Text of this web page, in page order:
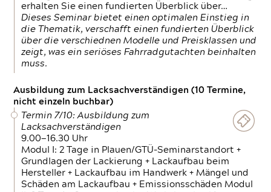
erhalten Sie einen fundierten Überblick über…
Dieses Seminar bietet einen optimalen Einstieg in
die Thematik, verschafft einen fundierten Überblick
über die verschiednen Modelle und Preisklassen und
zeigt, was ein seriöses Fahrradgutachten beinhalten
muss.
Ausbildung zum Lacksachverständigen (10 Termine,
nicht einzeln buchbar)
Termin 7/10: Ausbildung zum
Lacksachverständigen
9.00—16.30 Uhr
Modul I: 2 Tage in Plauen/GTÜ-Seminarstandort +
Grundlagen der Lackierung + Lackaufbau beim
Hersteller + Lackaufbau im Handwerk + Mängel und
Schäden am Lackaufbau + Emissionsschäden Modul